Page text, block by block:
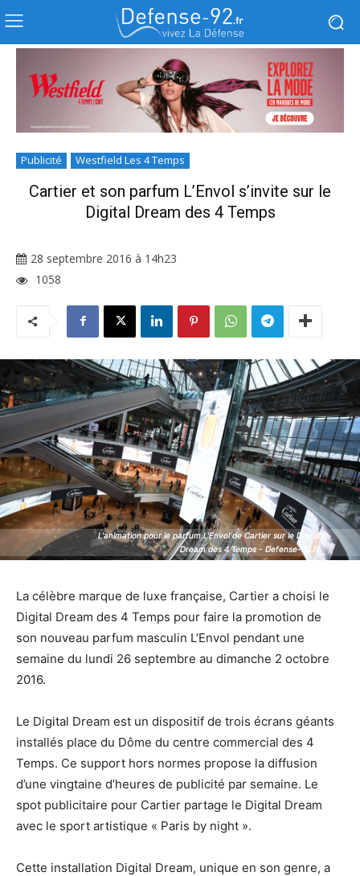
Publicité Westfield Les 4 Temps
Cartier et son parfum L’Envol s’invite sur le
Digital Dream des 4 Temps
28 septembre 2016 à 14h23
1058
L'animation pour le parfum L'Envol de Cartier sur le Digital
Dream des 4 Temps - Defense-92.fr
L'animation pour le parfum L'Envol de Cartier sur le Digital
Dream des 4 Temps - Defense-92.fr
La célèbre marque de luxe française, Cartier a choisi le
Digital Dream des 4 Temps pour faire la promotion de
son nouveau parfum masculin L’Envol pendant une
semaine du lundi 26 septembre au dimanche 2 octobre
2016.
Le Digital Dream est un dispositif de trois écrans géants
installés place du Dôme du centre commercial des 4
Temps. Ce support hors normes propose la diffusion
d’une vingtaine d’heures de publicité par semaine. Le
spot publicitaire pour Cartier partage le Digital Dream
avec le sport artistique « Paris by night ».
Cette installation Digital Dream, unique en son genre, a